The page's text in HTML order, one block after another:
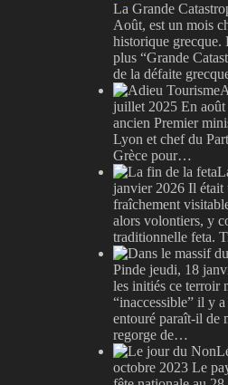
La Grande
Août, est un mois
historique grecque.
plus “Grande
de la défaite
juillet 2025 En
ancien Premier
Lyon et chef du
Grèce pour…
janvier 2026 Il était
fraîchement
alors volontiers, y
traditionnelle feta.
Pinde jeudi, 18
les initiés ce terroir
“inaccessible” il y
entouré paraît-il de
regorge de…
octobre 2023 Le